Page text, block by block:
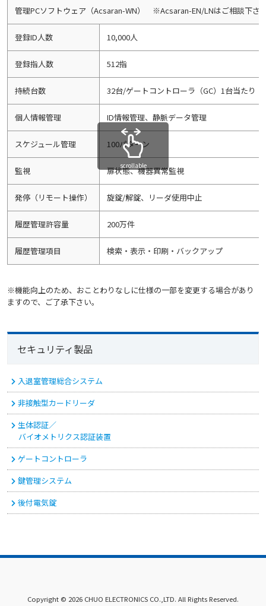
管理PCソフトウェア（Acsaran-WN） ※Acsaran-EN/LNはご相談下さ
登録ID人数 10,000人
登録指人数 512指
持続台数 32台/ゲートコントローラ（GC）1台当たり
個人情報管理 ID情報管理、静脈データ管理
スケジュール管理 100パターン
監視 扉状態、機器異常監視
発停（リモート操作） 旋錠/解錠、リーダ使用中止
履歴管理許容量 200万件
履歴管理項目 検索・表示・印刷・バックアップ
scrollable
※機能向上のため、おことわりなしに仕様の一部を変更する場合があり
ますので、ご了承下さい。
セキュリティ製品
入退室管理総合システム
非接触型カードリーダ
生体認証／
バイオメトリクス認証装置
ゲートコントローラ
鍵管理システム
後付電気錠
Copyright © 2026 CHUO ELECTRONICS CO.,LTD. All Rights Reserved.